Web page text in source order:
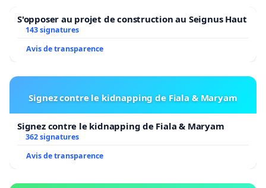
S'opposer au projet de construction au Seignus Haut
143 signatures
Avis de transparence
Signez contre le kidnapping de Fiala & Maryam
Signez contre le kidnapping de Fiala & Maryam
362 signatures
Avis de transparence